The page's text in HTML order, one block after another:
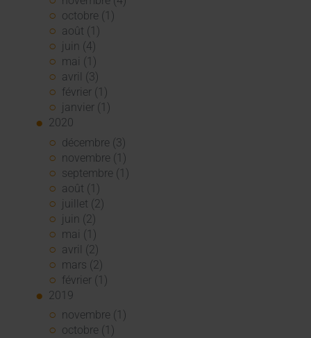
octobre (1)
août (1)
juin (4)
mai (1)
avril (3)
février (1)
janvier (1)
2020
décembre (3)
novembre (1)
septembre (1)
août (1)
juillet (2)
juin (2)
mai (1)
avril (2)
mars (2)
février (1)
2019
novembre (1)
octobre (1)